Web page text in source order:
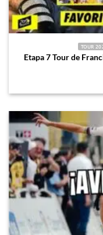
TOUR
Etapa 7 Tour de